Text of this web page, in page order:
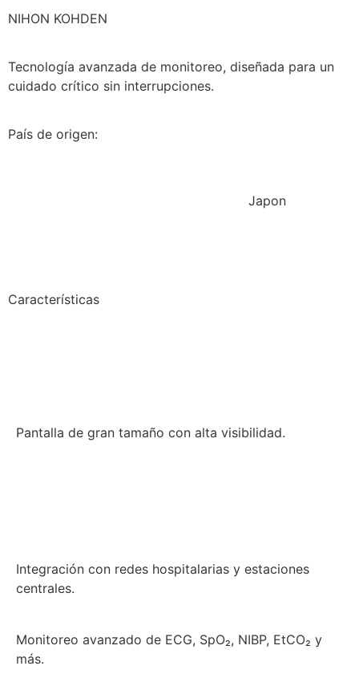
NIHON KOHDEN
Tecnología avanzada de monitoreo, diseñada para un
cuidado crítico sin interrupciones.
País de origen:
Japon
Características
Pantalla de gran tamaño con alta visibilidad.
Integración con redes hospitalarias y estaciones
centrales.
Monitoreo avanzado de ECG, SpO₂, NIBP, EtCO₂ y
más.